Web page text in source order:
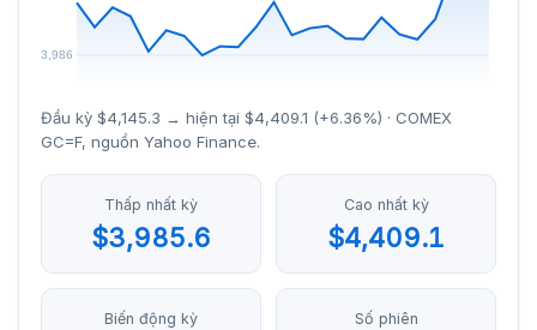
Đầu kỳ $4,145.3 → hiện tại $4,409.1 (+6.36%) · COMEX
GC=F, nguồn Yahoo Finance.
Thấp nhất kỳ
$3,985.6
Cao nhất kỳ
$4,409.1
Biến động kỳ Số phiên